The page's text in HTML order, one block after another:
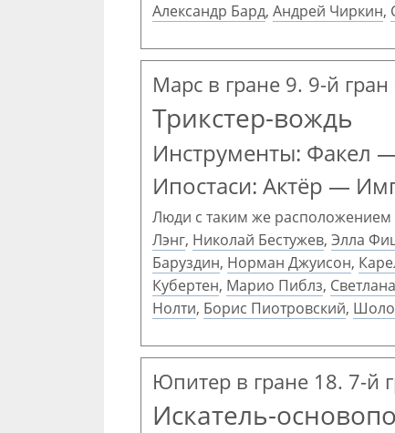
Александр Бард, Андрей Чиркин,
Марс в гране 9. 9-й
Трикстер-вождь
Инструменты: Факел
Ипостаси: Актёр —
Люди с таким же расположением
Лэнг, Николай Бестужев, Элла
Баруздин, Норман Джуисон,
Кубертен, Марио Пиблз,
Нолти, Борис Пиотровский,
Юпитер в гране 18. 7-й
Искатель-